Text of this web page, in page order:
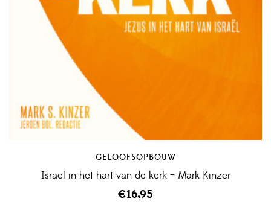
GELOOFSOPBOUW
Israel in het hart van de kerk – Mark Kinzer
€16,95